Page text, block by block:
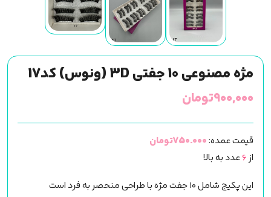
مژه مصنوعی 10 جفتی 3D (ونوس) کد17
۹۰۰,۰۰۰تومان
قیمت عمده:750.000تومان
از6عدد به بالا
این پکیج شامل ۱۰ جفت مژه با طراحی منحصر به فرد است